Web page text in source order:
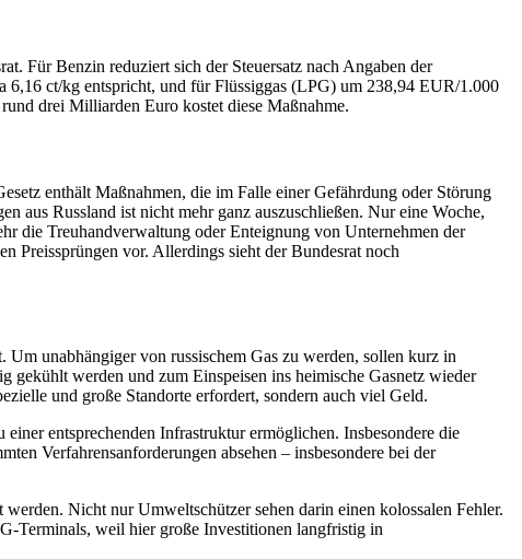
Für Benzin reduziert sich der Steuersatz nach Angaben der
ct/kg entspricht, und für Flüssiggas (LPG) um 238,94 EUR/1.000
drei Milliarden Euro kostet diese Maßnahme.
enthält Maßnahmen, die im Falle einer Gefährdung oder Störung
aus Russland ist nicht mehr ganz auszuschließen. Nur eine Woche,
die Treuhandverwaltung oder Enteignung von Unternehmen der
Preissprüngen vor. Allerdings sieht der Bundesrat noch
unabhängiger von russischem Gas zu werden, sollen kurz in
werden und zum Einspeisen ins heimische Gasnetz wieder
und große Standorte erfordert, sondern auch viel Geld.
entsprechenden Infrastruktur ermöglichen. Insbesondere die
Verfahrensanforderungen absehen – insbesondere bei der
Nicht nur Umweltschützer sehen darin einen kolossalen Fehler.
Terminals, weil hier große Investitionen langfristig in